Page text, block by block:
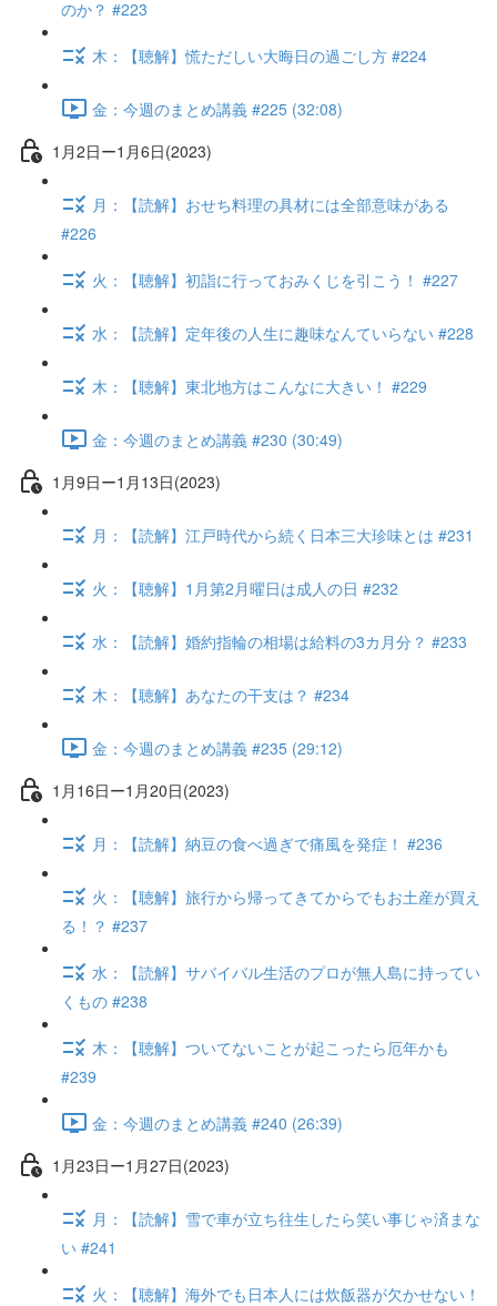
のか？ #223
木：【聴解】慌ただしい大晦日の過ごし方 #224
金：今週のまとめ講義 #225 (32:08)
1月2日ー1月6日(2023)
月：【読解】おせち料理の具材には全部意味がある
#226
火：【聴解】初詣に行っておみくじを引こう！ #227
水：【読解】定年後の人生に趣味なんていらない #228
木：【聴解】東北地方はこんなに大きい！ #229
金：今週のまとめ講義 #230 (30:49)
1月9日ー1月13日(2023)
月：【読解】江戸時代から続く日本三大珍味とは #231
火：【聴解】1月第2月曜日は成人の日 #232
水：【読解】婚約指輪の相場は給料の3カ月分？ #233
木：【聴解】あなたの干支は？ #234
金：今週のまとめ講義 #235 (29:12)
1月16日ー1月20日(2023)
月：【読解】納豆の食べ過ぎで痛風を発症！ #236
火：【聴解】旅行から帰ってきてからでもお土産が買え
る！？ #237
水：【読解】サバイバル生活のプロが無人島に持ってい
くもの #238
木：【聴解】ついてないことが起こったら厄年かも
#239
金：今週のまとめ講義 #240 (26:39)
1月23日ー1月27日(2023)
月：【読解】雪で車が立ち往生したら笑い事じゃ済まな
い #241
火：【聴解】海外でも日本人には炊飯器が欠かせない！